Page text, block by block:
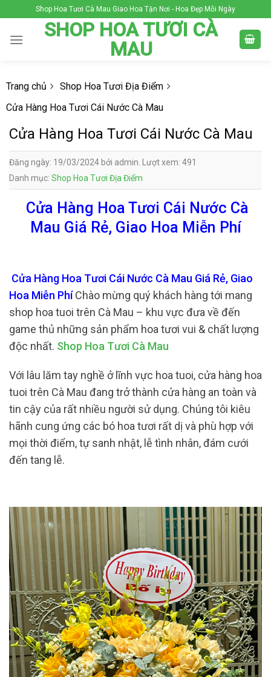
to
content
Shop Hoa Tươi Cà Mau Giao Hoa Tận Nơi - Hoa Đẹp Mỗi Ngày
SHOP HOA TƯƠI CÀ
MAU
Trang chủ
Shop Hoa Tươi Địa Điểm
Cửa Hàng Hoa Tươi Cái Nước Cà Mau
Cửa Hàng Hoa Tươi Cái Nước Cà Mau
Đăng ngày: 19/03/2024 bởi admin. Lượt xem: 491
Danh mục: Shop Hoa Tươi Địa Điểm
Cửa Hàng Hoa Tươi Cái Nước Cà
Mau Giá Rẻ, Giao Hoa Miễn Phí
Cửa Hàng Hoa Tươi Cái Nước Cà Mau Giá Rẻ, Giao
Hoa Miễn PhíChào mừng quý khách hàng tới mang
shop hoa tuoi trên Cà Mau – khu vực đưa về đến
game thủ những sản phẩm hoa tươi vui & chất lượng
độc nhất. Shop Hoa Tươi Cà Mau
Với lâu lăm tay nghề ở lĩnh vực hoa tuoi, cửa hàng hoa
tuoi trên Cà Mau đang trở thành cửa hàng an toàn và
tin cậy của rất nhiều người sử dụng. Chúng tôi kiêu
hãnh cung ứng các bó hoa tươi rất dị và phù hợp với
mọi thời điểm, tự sanh nhật, lễ tình nhân, đám cưới
đến tang lễ.